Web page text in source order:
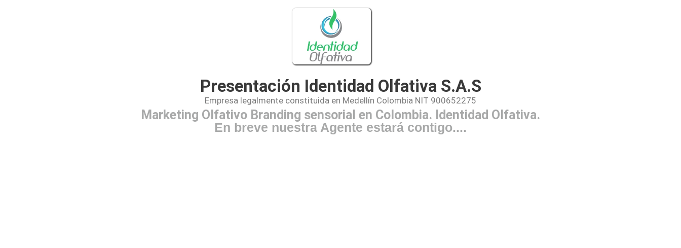
Presentación Identidad Olfativa S.A.S
Empresa legalmente constituida en Medellín Colombia NIT 900652275
Marketing Olfativo Branding sensorial en Colombia. Identidad Olfativa.
En breve nuestra Agente estará contigo....